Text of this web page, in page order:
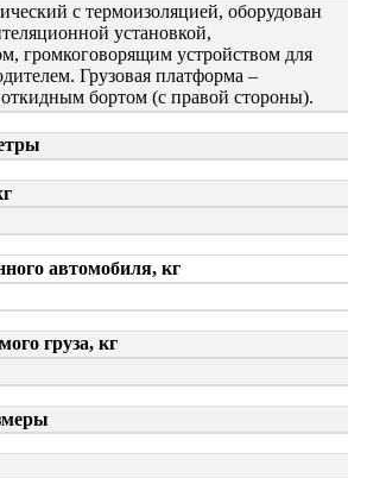
с термоизоляцией, оборудован
установкой,
громкоговорящим устройством для
Грузовая платформа –
откидным бортом (с правой стороны).
автомобиля, кг
груза, кг